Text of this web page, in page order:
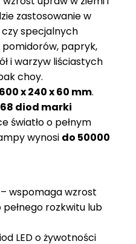
zastosowanie w
specjalnych
pomidorów, papryk,
i warzyw liściastych
choy.
600 x 240 x 60 mm.
diod marki
światło o pełnym
wynosi do 50000
– wspomaga wzrost
rozkwitu lub
LED o żywotności